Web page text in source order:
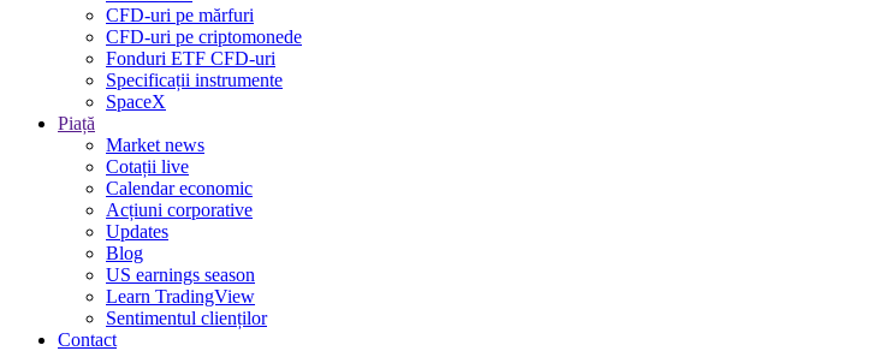
CFD-uri pe mărfuri
CFD-uri pe criptomonede
Fonduri ETF CFD-uri
Specificații instrumente
SpaceX
Piață
Market news
Cotații live
Calendar economic
Acțiuni corporative
Updates
Blog
US earnings season
Learn TradingView
Sentimentul clienților
Contact